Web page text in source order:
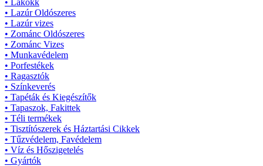
• Lakokk
• Lazúr Oldószeres
• Lazúr vizes
• Zománc Oldószeres
• Zománc Vizes
• Munkavédelem
• Porfestékek
• Ragasztók
• Színkeverés
• Tapéták és Kiegészítők
• Tapaszok, Fakittek
• Téli termékek
• Tisztítószerek és Háztartási Cikkek
• Tűzvédelem, Favédelem
• Víz és Hőszigetelés
• Gyártók